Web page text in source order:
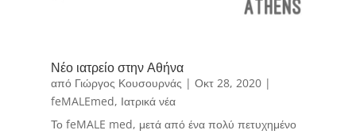
Νέο ιατρείο στην Αθήνα
από Γιώργος Κουσουρνάς | Οκτ 28, 2020|
feMALEmed, Ιατρικά νέα
Το feMALE med, μετά από ένα πολύ πετυχημένο